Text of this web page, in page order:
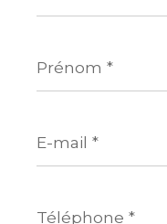
*
mail
*
*